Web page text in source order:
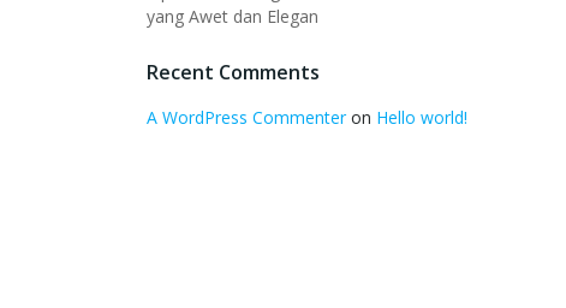
yang Awet dan Elegan
Recent Comments
A WordPress Commenteron Hello world!